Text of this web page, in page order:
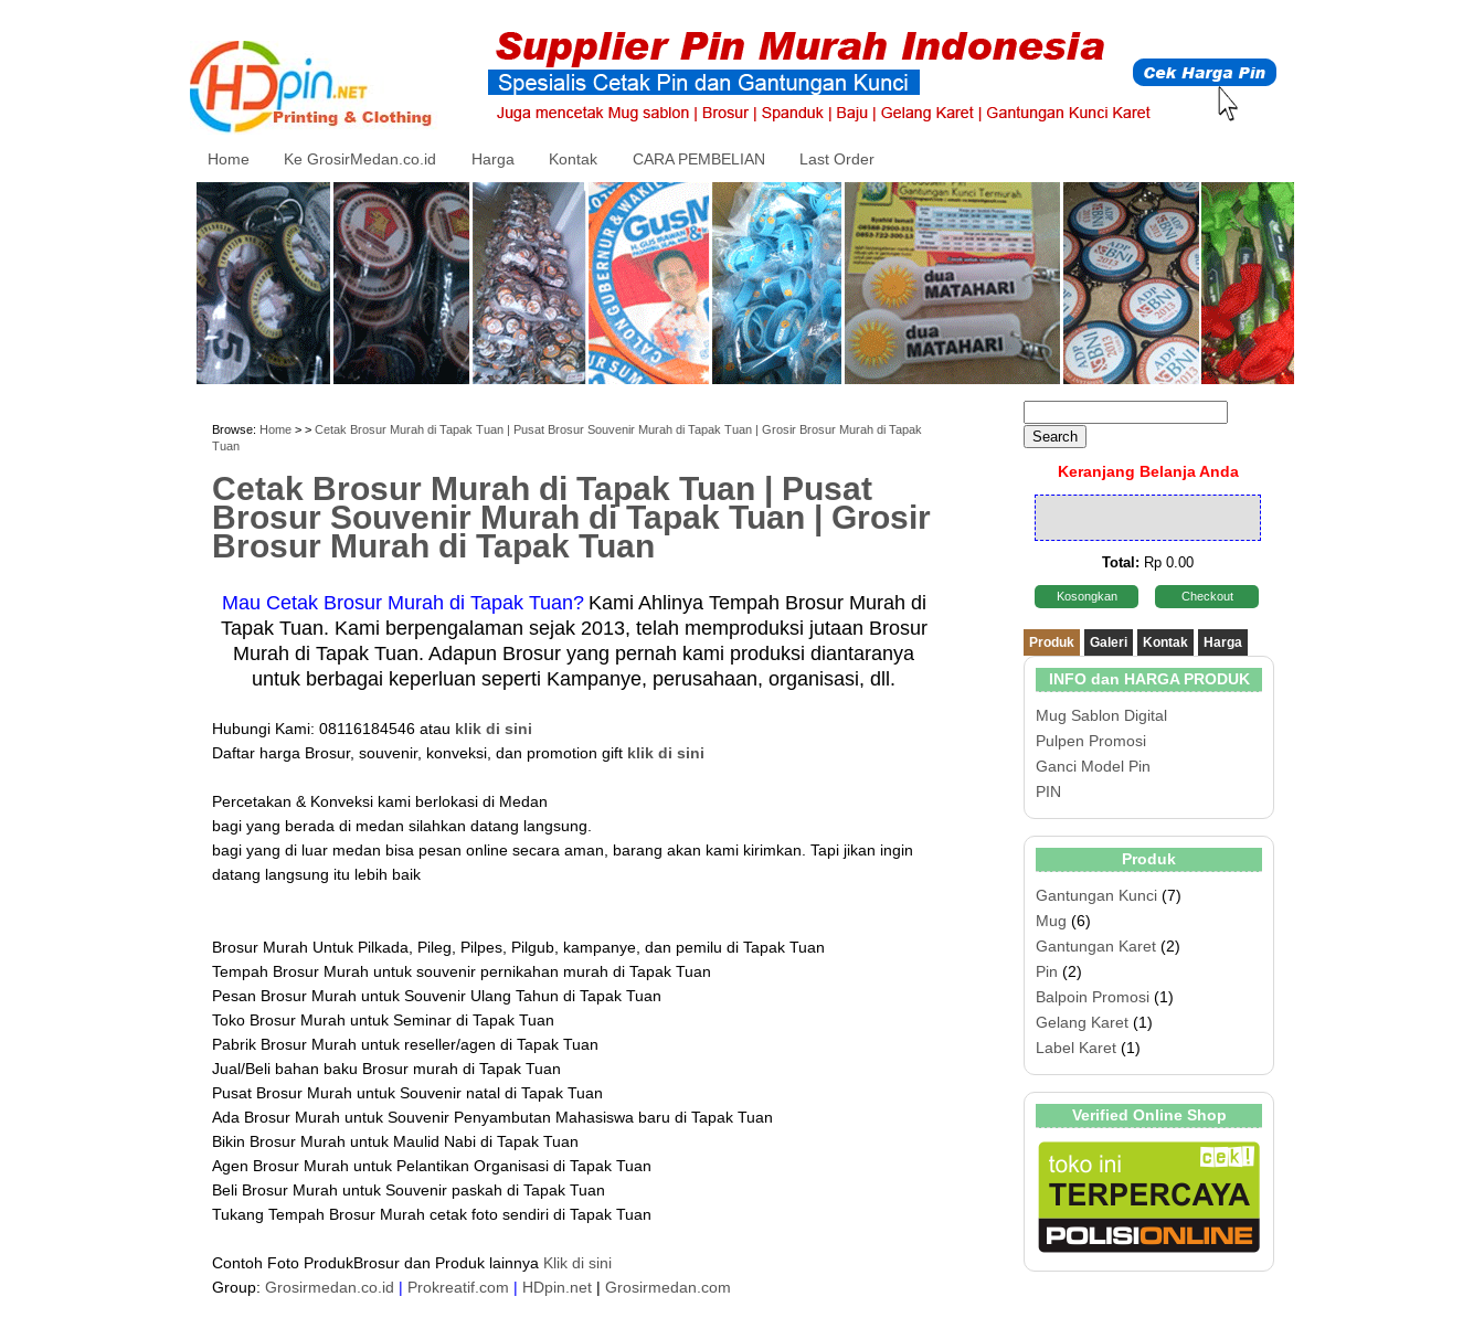
Home Ke GrosirMedan.co.id Harga Kontak CARA PEMBELIAN Last Order
Browse: Home > > Cetak Brosur Murah di Tapak Tuan | Pusat Brosur Souvenir Murah di Tapak Tuan | Grosir Brosur Murah di Tapak
Tuan
Cetak Brosur Murah di Tapak Tuan | Pusat
Brosur Souvenir Murah di Tapak Tuan | Grosir
Brosur Murah di Tapak Tuan
Mau Cetak Brosur Murah di Tapak Tuan? Kami Ahlinya Tempah Brosur Murah di
Tapak Tuan. Kami berpengalaman sejak 2013, telah memproduksi jutaan Brosur
Murah di Tapak Tuan. Adapun Brosur yang pernah kami produksi diantaranya
untuk berbagai keperluan seperti Kampanye, perusahaan, organisasi, dll.
Hubungi Kami: 08116184546 atau klik di sini
Daftar harga Brosur, souvenir, konveksi, dan promotion gift klik di sini
Percetakan & Konveksi kami berlokasi di Medan
bagi yang berada di medan silahkan datang langsung.
bagi yang di luar medan bisa pesan online secara aman, barang akan kami kirimkan. Tapi jikan ingin
datang langsung itu lebih baik
Brosur Murah Untuk Pilkada, Pileg, Pilpes, Pilgub, kampanye, dan pemilu di Tapak Tuan
Tempah Brosur Murah untuk souvenir pernikahan murah di Tapak Tuan
Pesan Brosur Murah untuk Souvenir Ulang Tahun di Tapak Tuan
Toko Brosur Murah untuk Seminar di Tapak Tuan
Pabrik Brosur Murah untuk reseller/agen di Tapak Tuan
Jual/Beli bahan baku Brosur murah di Tapak Tuan
Pusat Brosur Murah untuk Souvenir natal di Tapak Tuan
Ada Brosur Murah untuk Souvenir Penyambutan Mahasiswa baru di Tapak Tuan
Bikin Brosur Murah untuk Maulid Nabi di Tapak Tuan
Agen Brosur Murah untuk Pelantikan Organisasi di Tapak Tuan
Beli Brosur Murah untuk Souvenir paskah di Tapak Tuan
Tukang Tempah Brosur Murah cetak foto sendiri di Tapak Tuan
Contoh Foto ProdukBrosur dan Produk lainnya Klik di sini
Group: Grosirmedan.co.id | Prokreatif.com | HDpin.net | Grosirmedan.com
Keranjang Belanja Anda
Total: Rp 0.00
Kosongkan Checkout
Produk Galeri Kontak Harga
INFO dan HARGA PRODUK
Mug Sablon Digital
Pulpen Promosi
Ganci Model Pin
PIN
Produk
Gantungan Kunci (7)
Mug (6)
Gantungan Karet (2)
Pin (2)
Balpoin Promosi (1)
Gelang Karet (1)
Label Karet (1)
Verified Online Shop